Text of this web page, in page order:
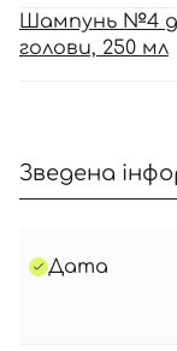
Шампунь №4
голови, 250 мл
Зведена
Дата